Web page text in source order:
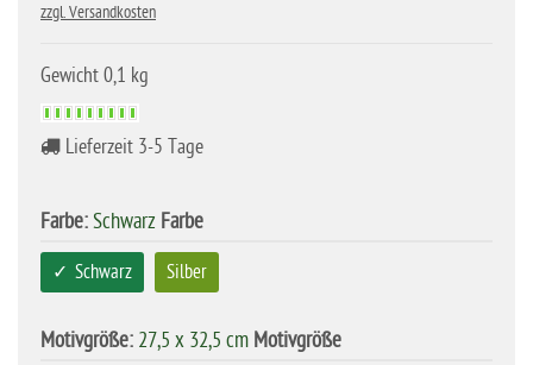
zzgl. Versandkosten
Gewicht 0,1 kg
Lieferzeit 3-5 Tage
Farbe:Schwarz Farbe
Schwarz Silber
Motivgröße: 27,5 x 32,5 cm Motivgröße